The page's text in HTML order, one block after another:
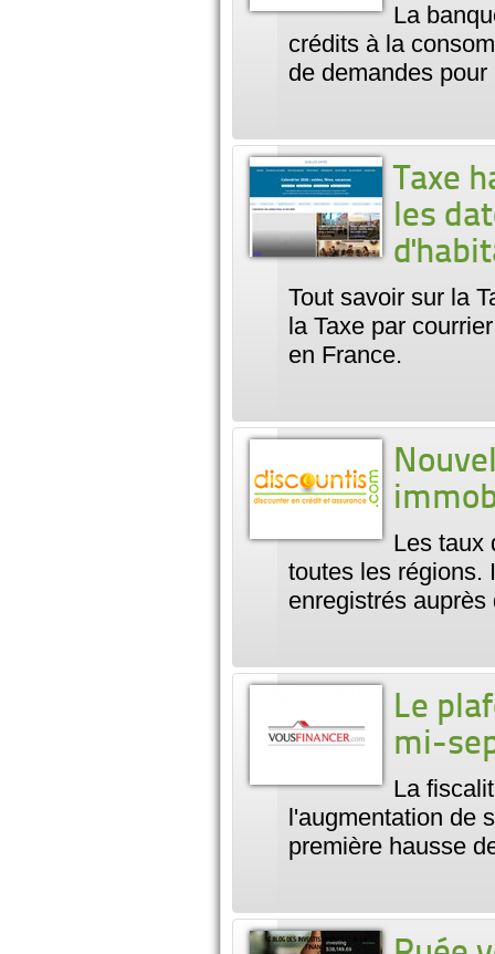
La
crédits à la
de demandes
Taxe
les
Tout savoir sur la
la Taxe par
en France.
Les taux
toutes les régions.
enregistrés
Le
mi-
La
l'augmentation de
première hausse